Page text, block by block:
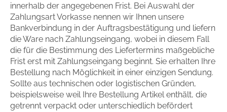
innerhalb der angegebenen Frist. Bei Auswahl der
Zahlungsart Vorkasse nennen wir Ihnen unsere
Bankverbindung in der Auftragsbestätigung und liefern
die Ware nach Zahlungseingang, wobei in diesem Fall
die für die Bestimmung des Liefertermins maßgebliche
Frist erst mit Zahlungseingang beginnt. Sie erhalten Ihre
Bestellung nach Möglichkeit in einer einzigen Sendung.
Sollte aus technischen oder logistischen Gründen,
beispielsweise weil Ihre Bestellung Artikel enthält, die
getrennt verpackt oder unterschiedlich befördert